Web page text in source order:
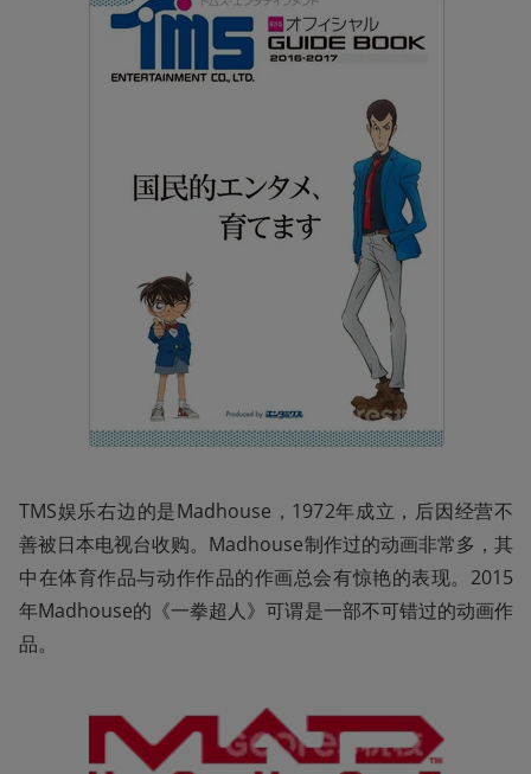
TMS娱乐右边的是Madhouse，1972年成立，后因经营不
善被日本电视台收购。Madhouse制作过的动画非常多，其
中在体育作品与动作作品的作画总会有惊艳的表现。2015
年Madhouse的《一拳超人》可谓是一部不可错过的动画作
品。